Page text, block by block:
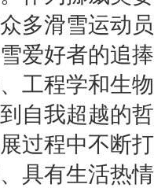
多滑雪运动
爱好者的追
工程学和生
自我超越的
过程中不断
具有生活热